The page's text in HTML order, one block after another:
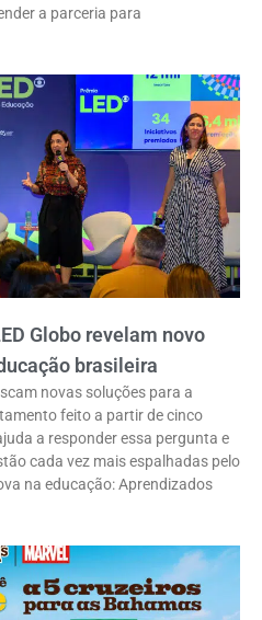
a parceria para
Globo revelam novo
brasileira
novas soluções para a
feito a partir de cinco
a responder essa pergunta e
cada vez mais espalhadas pelo
na educação: Aprendizados